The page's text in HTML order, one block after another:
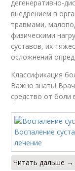
дегенеративно-
внедрением в
травмами,
физическими
суставов, их
осложнений
Классификация
Важно знать!
средство от боли
Читать дальше →